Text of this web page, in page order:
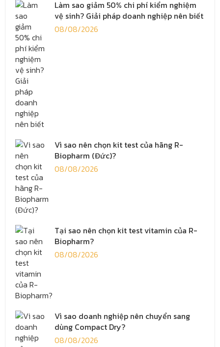
Làm sao giảm 50% chi phí kiểm nghiệm
vệ sinh? Giải pháp doanh nghiệp nên biết
08/08/2026
Vì sao nên chọn kit test của hãng R-
Biopharm (Đức)?
08/08/2026
Tại sao nên chọn kit test vitamin của R-
Biopharm?
08/08/2026
Vì sao doanh nghiệp nên chuyển sang
dùng Compact Dry?
08/08/2026